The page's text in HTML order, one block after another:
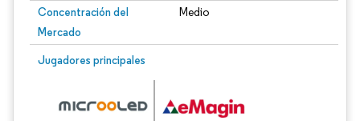
Concentración del
Mercado
Medio
Jugadores principales
Imagen © Mordor Intelligence. El uso requiere atribución según CC BY 4.0.